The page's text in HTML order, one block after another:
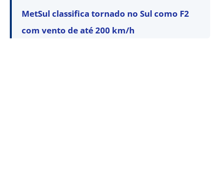
MetSul classifica tornado no Sul como F2
com vento de até 200 km/h